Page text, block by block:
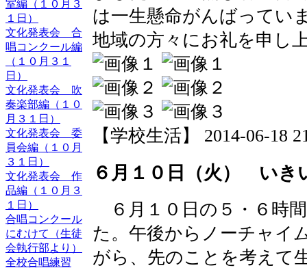
室編（１０月３
１日）
文化発表会 合
唱コンクール編
（１０月３１
日）
文化発表会 吹
奏楽部編（１０
月３１日）
文化発表会 委
員会編（１０月
３１日）
文化発表会 作
品編（１０月３
１日）
合唱コンクール
にむけて（生徒
会執行部より）
全校合唱練習
は一生懸命がんばってい
地域の方々にお礼を申し
【学校生活】 2014-06-18
６月１０日（火） いき
６月１０日の５・６時
た。午後からノーチャイ
がら、先のことを考えて